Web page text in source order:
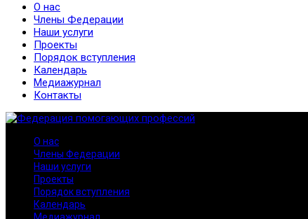
О нас
Члены Федерации
Наши услуги
Проекты
Порядок вступления
Календарь
Медиажурнал
Контакты
О нас
Члены Федерации
Наши услуги
Проекты
Порядок вступления
Календарь